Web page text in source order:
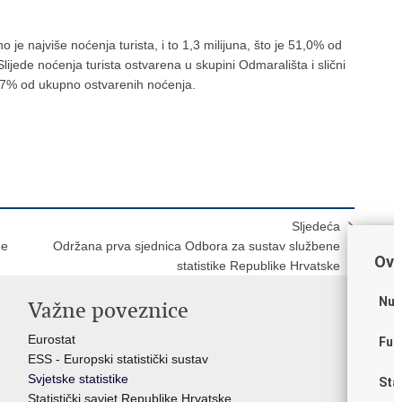
je najviše noćenja turista, i to 1,3 milijuna, što je 51,0% od
noćenja turista ostvarena u skupini Odmarališta i slični
od ukupno ostvarenih noćenja.
Sljedeća
Održana prva sjednica Odbora za sustav službene
statistike Republike Hrvatske
Važne poveznice
Eurostat
ESS - Europski statistički sustav
Svjetske statistike
Statistički savjet Republike Hrvatske